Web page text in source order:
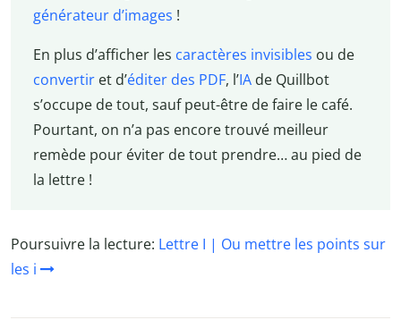
générateur d’images !
En plus d’afficher les caractères invisibles ou de
convertiret d’éditer des PDF, l’IAde Quillbot
s’occupe de tout, sauf peut-être de faire le café.
Pourtant, on n’a pas encore trouvé meilleur
remède pour éviter de tout prendre… au pied de
la lettre !
Poursuivre la lecture: Lettre I | Ou mettre les points sur
les i